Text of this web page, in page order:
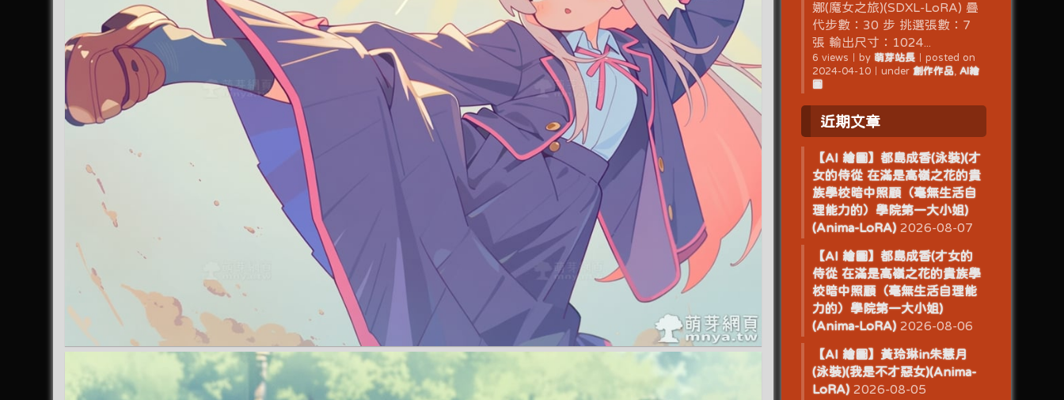
娜(魔女之旅)(SDXL-LoRA) 疊
代步數：30 步 挑選張數：7
張 輸出尺寸：1024...
6 views by 萌芽站長｜ posted on
2024-04-10｜ under 創作作品, AI繪
圖
近期文章
【AI 繪圖】都島成香(泳裝)(才
女的侍從 在滿是高嶺之花的貴
族學校暗中照顧（毫無生活自
理能力的）學院第一大小姐)
(Anima-LoRA) 2026-08-07
【AI 繪圖】都島成香(才女的
侍從 在滿是高嶺之花的貴族學
校暗中照顧（毫無生活自理能
力的）學院第一大小姐)
(Anima-LoRA) 2026-08-06
【AI 繪圖】黃玲琳in朱慧月
(泳裝)(我是不才惡女)(Anima-
LoRA) 2026-08-05